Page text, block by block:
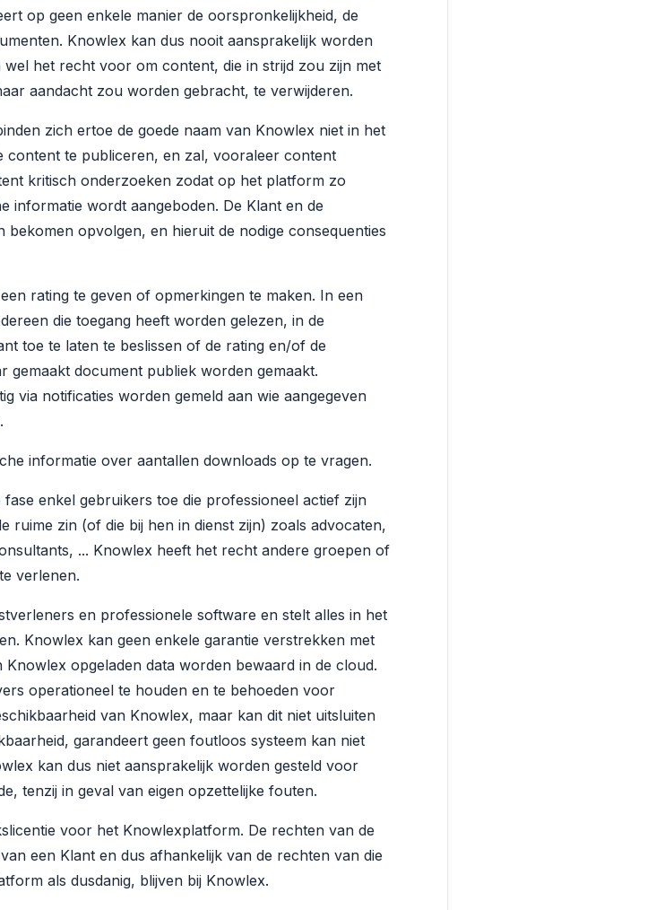
op geen enkele manier de oorspronkelijkheid, de
Knowlex kan dus nooit aansprakelijk worden
het recht voor om content, die in strijd zou zijn met
aandacht zou worden gebracht, te verwijderen.
zich ertoe de goede naam van Knowlex niet in het
te publiceren, en zal, vooraleer content
kritisch onderzoeken zodat op het platform zo
informatie wordt aangeboden. De Klant en de
opvolgen, en hieruit de nodige consequenties
rating te geven of opmerkingen te maken. In een
die toegang heeft worden gelezen, in de
toe te laten te beslissen of de rating en/of de
gemaakt document publiek worden gemaakt.
via notificaties worden gemeld aan wie aangegeven
informatie over aantallen downloads op te vragen.
enkel gebruikers toe die professioneel actief zijn
ruime zin (of die bij hen in dienst zijn) zoals advocaten,
... Knowlex heeft het recht andere groepen of
verlenen.
en professionele software en stelt alles in het
Knowlex kan geen enkele garantie verstrekken met
opgeladen data worden bewaard in de cloud.
operationeel te houden en te behoeden voor
van Knowlex, maar kan dit niet uitsluiten
garandeert geen foutloos systeem kan niet
kan dus niet aansprakelijk worden gesteld voor
tenzij in geval van eigen opzettelijke fouten.
voor het Knowlexplatform. De rechten van de
een Klant en dus afhankelijk van de rechten van die
als dusdanig, blijven bij Knowlex.